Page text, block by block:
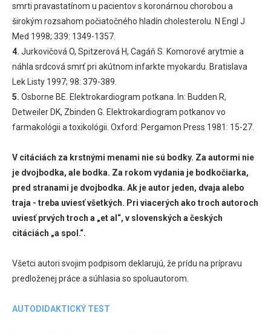
smrti pravastatínom u pacientov s koronárnou chorobou a
širokým rozsahom počiatočného hladín cholesterolu. N Engl J
Med 1998; 339: 1349-1357.
4. Jurkovičová O, Spitzerová H, Cagáň S. Komorové arytmie a
náhla srdcová smrť pri akútnom infarkte myokardu. Bratislava
Lek Listy 1997; 98: 379-389.
5. Osborne BE. Elektrokardiogram potkana. In: Budden R,
Detweiler DK, Zbinden G. Elektrokardiogram potkanov vo
farmakológii a toxikológii. Oxford: Pergamon Press 1981: 15-27.
V citáciách za krstnými menami nie sú bodky. Za autormi nie
je dvojbodka, ale bodka. Za rokom vydania je bodkočiarka,
pred stranami je dvojbodka. Ak je autor jeden, dvaja alebo
traja - treba uviesť všetkých. Pri viacerých ako troch autoroch
uviesť prvých troch a „et al“, v slovenských a českých
citáciách „a spol.“.
Všetci autori svojim podpisom deklarujú, že prídu na prípravu
predloženej práce a súhlasia so spoluautorom.
AUTODIDAKTICKÝ TEST